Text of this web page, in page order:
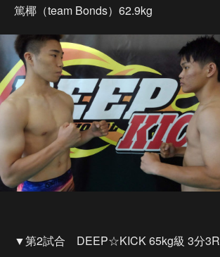
篤椰（team Bonds）62.9kg
▼第2試合 DEEP☆KICK 65kg級 3分3R